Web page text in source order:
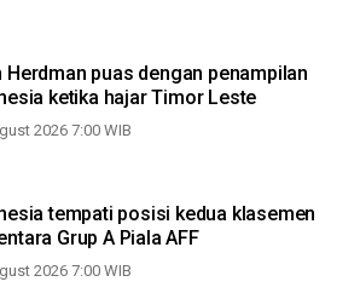
Herdman puas dengan penampilan
ketika hajar Timor Leste
2026 7:00 WIB
tempati posisi kedua klasemen
Grup A Piala AFF
2026 7:00 WIB